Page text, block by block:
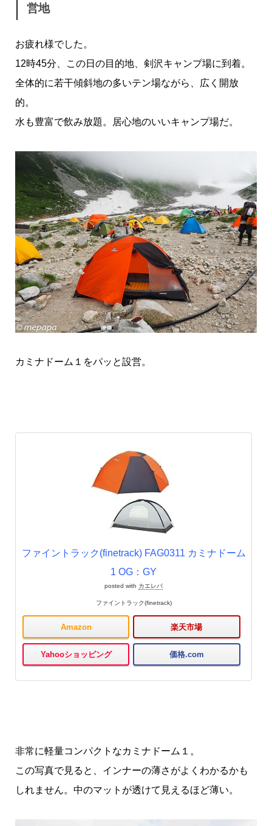
営地
お疲れ様でした。
12時45分、この日の目的地、剣沢キャンプ場に到着。
全体的に若干傾斜地の多いテン場ながら、広く開放
的。
水も豊富で飲み放題。居心地のいいキャンプ場だ。
カミナドーム１をパッと設営。
ファイントラック(finetrack) FAG0311 カミナドーム
1 OG：GY
posted with カエレバ
ファイントラック(finetrack)
Amazon 楽天市場
Yahooショッピング 価格.com
非常に軽量コンパクトなカミナドーム１。
この写真で見ると、インナーの薄さがよくわかるかも
しれません。中のマットが透けて見えるほど薄い。